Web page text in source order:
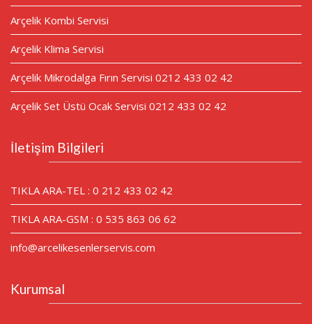
Arçelik Kombi Servisi
Arçelik Klima Servisi
Arçelik Mikrodalga Fırın Servisi 0212 433 02 42
Arçelik Set Üstü Ocak Servisi 0212 433 02 42
İletişim Bilgileri
TIKLA ARA-TEL : 0 212 433 02 42
TIKLA ARA-GSM : 0 535 863 06 62
info@arcelikesenlerservis.com
Kurumsal